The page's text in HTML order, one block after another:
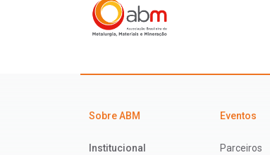
Sobre ABM
Institucional
Eventos
Parceiros